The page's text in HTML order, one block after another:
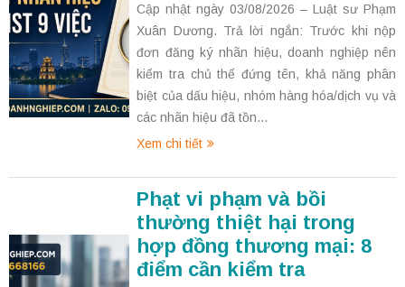
Cập nhật ngày 03/08/2026 – Luật sư Phạm
Xuân Dương. Trả lời ngắn: Trước khi nộp
đơn đăng ký nhãn hiệu, doanh nghiệp nên
kiểm tra chủ thể đứng tên, khả năng phân
biệt của dấu hiệu, nhóm hàng hóa/dịch vụ và
các nhãn hiệu đã tồn...
Xem chi tiết
Phạt vi phạm và bồi
thường thiệt hại trong
hợp đồng thương mại: 8
điểm cần kiểm tra